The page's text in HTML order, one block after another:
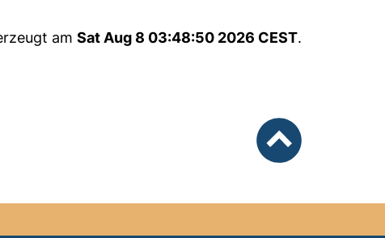
am Sat Aug 8 03:48:50 2026 CEST.